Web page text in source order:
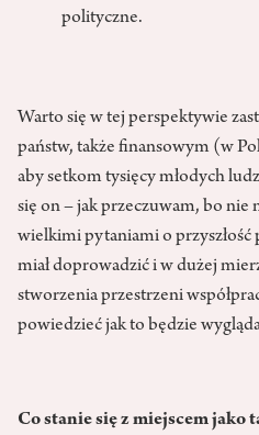
polityczne.
Warto się w tej perspektywie
państw, także finansowym (w
aby setkom tysięcy młodych
się on – jak przeczuwam, bo nie
wielkimi pytaniami o
miał doprowadzić i w dużej
stworzenia przestrzeni
powiedzieć jak to będzie
Co stanie się z miejscem jako